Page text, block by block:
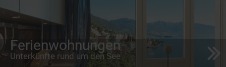
Ferienwohnungen
Unterkünfte rund um den See